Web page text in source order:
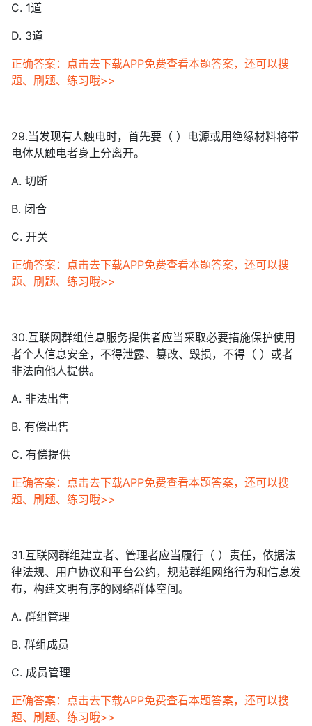
C. 1道
D. 3道
正确答案：点击去下载APP免费查看本题答案，还可以搜
题、刷题、练习哦>>
29.当发现有人触电时，首先要（ ）电源或用绝缘材料将带
电体从触电者身上分离开。
A. 切断
B. 闭合
C. 开关
正确答案：点击去下载APP免费查看本题答案，还可以搜
题、刷题、练习哦>>
30.互联网群组信息服务提供者应当采取必要措施保护使用
者个人信息安全，不得泄露、篡改、毁损，不得（ ）或者
非法向他人提供。
A. 非法出售
B. 有偿出售
C. 有偿提供
正确答案：点击去下载APP免费查看本题答案，还可以搜
题、刷题、练习哦>>
31.互联网群组建立者、管理者应当履行（ ）责任，依据法
律法规、用户协议和平台公约，规范群组网络行为和信息发
布，构建文明有序的网络群体空间。
A. 群组管理
B. 群组成员
C. 成员管理
正确答案：点击去下载APP免费查看本题答案，还可以搜
题、刷题、练习哦>>